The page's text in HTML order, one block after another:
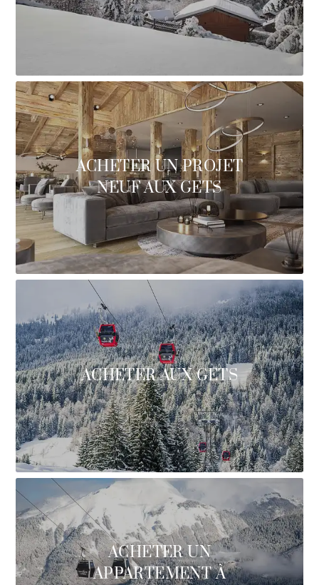
ACHETER UN PROJET
NEUF AUX GETS
ACHETER AUX GETS
ACHETER UN
APPARTEMENT À